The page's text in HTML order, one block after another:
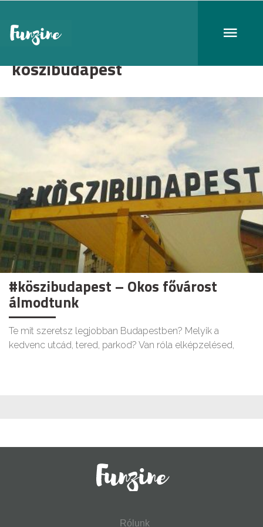
köszibudapest
#köszibudapest – Okos fővárost
álmodtunk
Te mit szeretsz legjobban Budapestben? Melyik a
kedvenc utcád, tered, parkod? Van róla elképzelésed,
Rólunk